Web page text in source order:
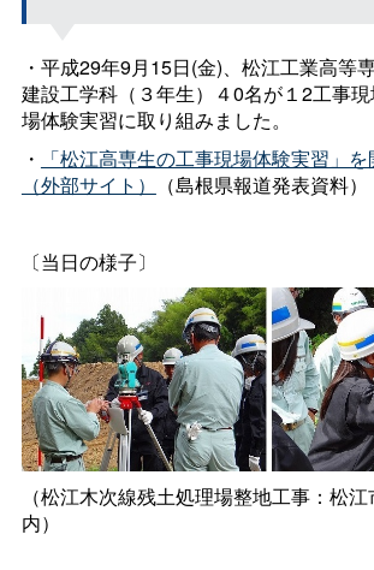
・平成29年9月15日(金)、松江工業高等
建設工学科（３年生）４0名が１2工事
場体験実習に取り組みました。
・
「松江高専生の工事現場体験実習」を
（外部サイト）
（島根県報道発表資料）
〔当日の様子〕
（松江木次線残土処理場整地工事：松
内）